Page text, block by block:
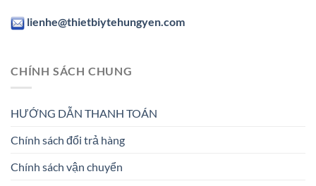
lienhe@thietbiytehungyen.com
CHÍNH SÁCH CHUNG
HƯỚNG DẪN THANH TOÁN
Chính sách đổi trả hàng
Chính sách vận chuyển